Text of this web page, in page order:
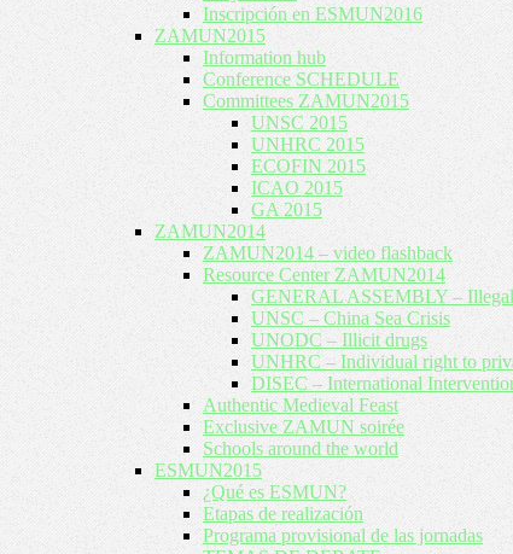
Inscripción en ESMUN2016
ZAMUN2015
Information hub
Conference SCHEDULE
Committees ZAMUN2015
UNSC 2015
UNHRC 2015
ECOFIN 2015
ICAO 2015
GA 2015
ZAMUN2014
ZAMUN2014 – video flashback
Resource Center ZAMUN2014
GENERAL ASSEMBLY –
UNSC – China Sea Crisis
UNODC – Illicit drugs
UNHRC – Individual right to
DISEC – International
Authentic Medieval Feast
Exclusive ZAMUN soirée
Schools around the world
ESMUN2015
¿Qué es ESMUN?
Etapas de realización
Programa provisional de las jornadas